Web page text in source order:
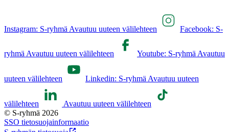
Instagram: S-ryhmä Avautuu uuteen välilehteen Facebook: S-
ryhmä Avautuu uuteen välilehteen Youtube: S-ryhmä Avautuu
uuteen välilehteen Linkedin: S-ryhmä Avautuu uuteen
välilehteen
Avautuu uuteen välilehteen
© S-ryhmä 2026
SSO tietosuojainformaatio